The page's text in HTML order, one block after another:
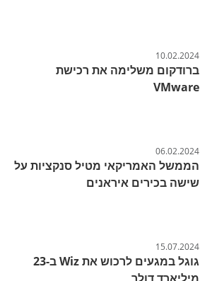
10.02.2024
ברודקום משלימה את רכישת
VMware
06.02.2024
הממשל האמריקאי מטיל סנקציות על
שישה בכירים איראנים
15.07.2024
גוגל במגעים לרכוש את Wiz ב-23